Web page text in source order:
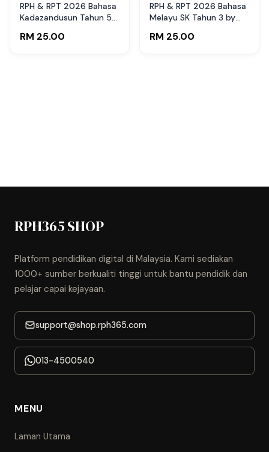
RPH & RPT 2026 Bahasa
Kadazandusun Tahun 5
RM 25.00
RPH & RPT 2026 Bahasa
Melayu SK Tahun 3 by
RM 25.00
RPH365 SHOP
Platform pendidikan digital di Malaysia. Kami sediakan
1000+ sumber berkualiti tinggi untuk bantu pendidik dan
pelajar capai kejayaan.
support@shop.rph365.com
013-4500540
MENU
Laman Utama